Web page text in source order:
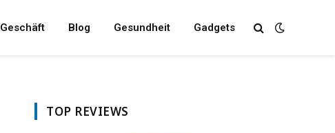
Geschäft Blog Gesundheit Gadgets
TOP REVIEWS